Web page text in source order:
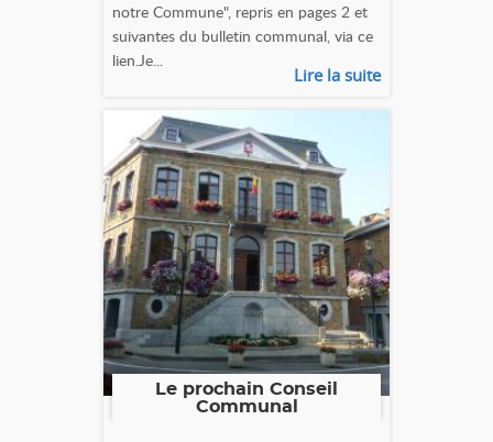
notre Commune", repris en pages 2 et
suivantes du bulletin communal, via ce
lien.Je...
Lire la suite
Le prochain Conseil
Communal